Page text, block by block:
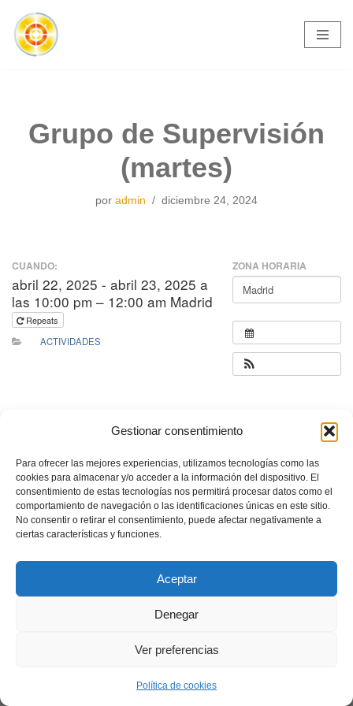
Gestionar consentimiento
Para ofrecer las mejores experiencias, utilizamos tecnologías como las
cookies para almacenar y/o acceder a la información del dispositivo. El
consentimiento de estas tecnologías nos permitirá procesar datos como el
comportamiento de navegación o las identificaciones únicas en este sitio.
No consentir o retirar el consentimiento, puede afectar negativamente a
ciertas características y funciones.
Aceptar
Denegar
Ver preferencias
Política de cookies
Saltar
Grupo de Supervisión
(martes)
por admin diciembre 24, 2024
ZONA HORARIA
CUANDO:
abril 22, 2025 - abril 23, 2025 a
las 10:00 pm – 12:00 am Madrid
Repeats
ACTIVIDADES
| Funciona gracias aWordPress